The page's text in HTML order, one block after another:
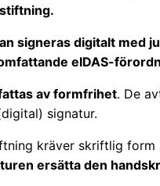
signeras digitalt med
eIDAS-
av formfrihet. De
signatur.
kräver skriftlig form
ersätta den